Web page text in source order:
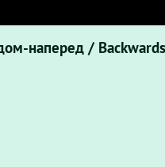
наперед /